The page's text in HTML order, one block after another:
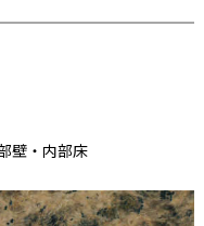
壁・内部床